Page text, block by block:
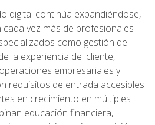
digital continúa expandiéndose,
vez más de profesionales
como gestión de
la experiencia del cliente,
empresariales y
requisitos de entrada accesibles
en crecimiento en múltiples
educación financiera,